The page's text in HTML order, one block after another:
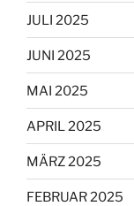
JULI 2025
JUNI 2025
MAI 2025
APRIL 2025
MÄRZ 2025
FEBRUAR 2025